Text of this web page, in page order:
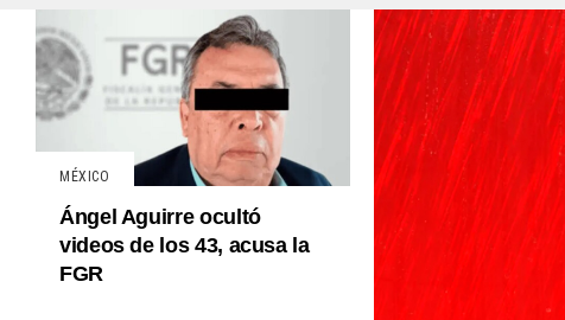
MÉXICO
Ángel Aguirre ocultó
videos de los 43, acusa la
FGR